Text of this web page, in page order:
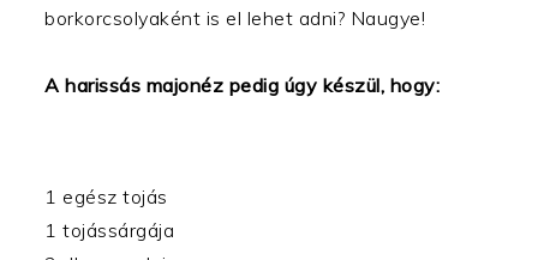
borkorcsolyaként is el lehet adni? Naugye!
A harissás majonéz pedig úgy készül, hogy:
1 egész tojás
1 tojássárgája